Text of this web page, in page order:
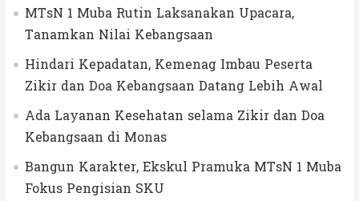
MTsN 1 Muba Rutin Laksanakan Upacara,
Tanamkan Nilai Kebangsaan
Hindari Kepadatan, Kemenag Imbau Peserta
Zikir dan Doa Kebangsaan Datang Lebih Awal
Ada Layanan Kesehatan selama Zikir dan Doa
Kebangsaan di Monas
Bangun Karakter, Ekskul Pramuka MTsN 1 Muba
Fokus Pengisian SKU